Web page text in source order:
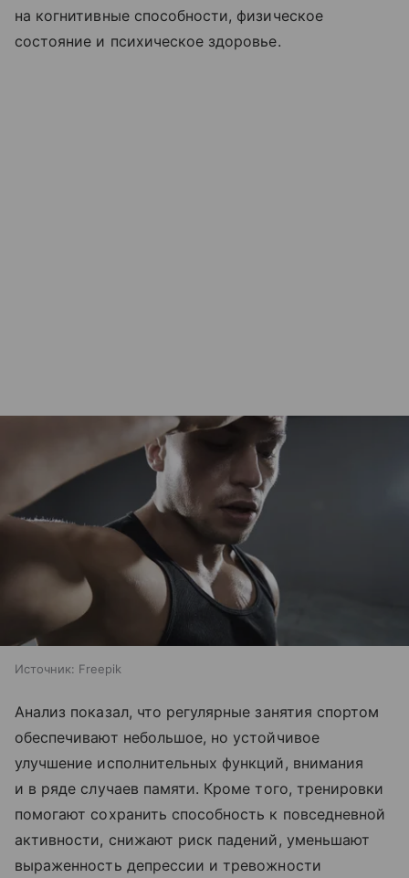
на когнитивные способности, физическое
состояние и психическое здоровье.
Источник: Freepik
Анализ показал, что регулярные занятия спортом
обеспечивают небольшое, но устойчивое
улучшение исполнительных функций, внимания
и в ряде случаев памяти. Кроме того, тренировки
помогают сохранить способность к повседневной
активности, снижают риск падений, уменьшают
выраженность депрессии и тревожности